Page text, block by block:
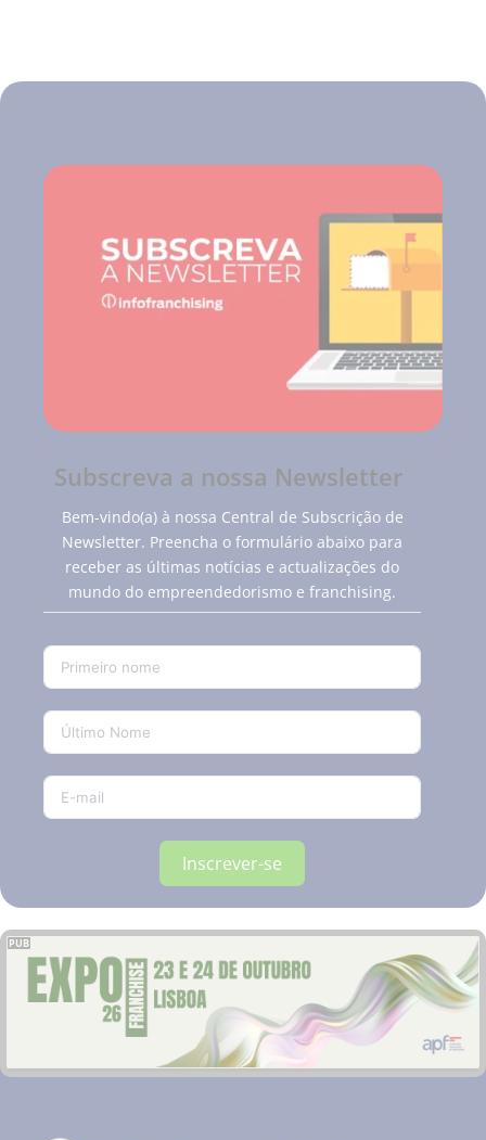
Subscreva a nossa Newsletter
Bem-vindo(a) à nossa Central de Subscrição de
Newsletter. Preencha o formulário abaixo para
receber as últimas notícias e actualizações do
mundo do empreendedorismo e franchising.
Inscrever-se
PUB